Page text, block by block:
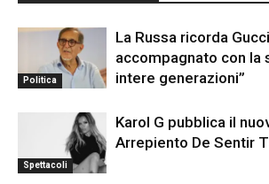
Politica
La Russa ricorda
accompagnato con la
intere generazioni”
Spettacoli
Karol G pubblica il
Arrepiento De Sentir